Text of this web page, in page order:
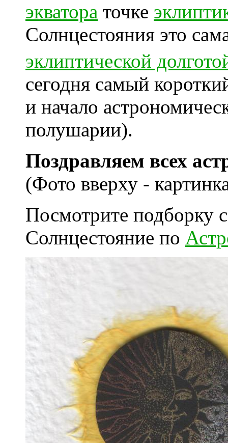
экватора точке
Солнцестояния это
эклиптической
сегодня самый
и начало
полушарии).
Поздравляем всех
(Фото вверху -
Посмотрите подборку
Солнцестояние по